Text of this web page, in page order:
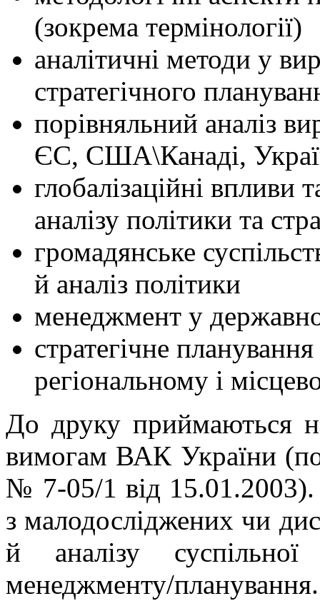
(зокрема термінології)
аналітичні методи у
стратегічного
порівняльний аналіз
ЄС, США\Канаді,
глобалізаційні впливи
аналізу політики та
громадянське
й аналіз політики
менеджмент у
стратегічне
регіональному і
До друку приймаються
вимогам ВАК України
№ 7-05/1 від 15.01.2003).
з малодосліджених чи
й аналізу суспільної
менеджменту/планування.